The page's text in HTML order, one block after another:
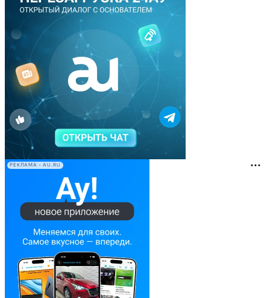
РЕКЛАМА • AU.RU